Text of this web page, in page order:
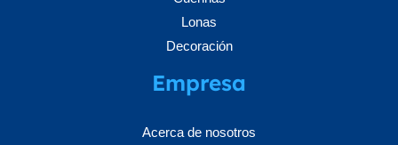
Lonas
Decoración
Empresa
Acerca de nosotros